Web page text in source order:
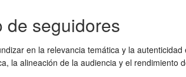
de seguidores
en la relevancia temática y la
alineación de la audiencia y el rendimiento